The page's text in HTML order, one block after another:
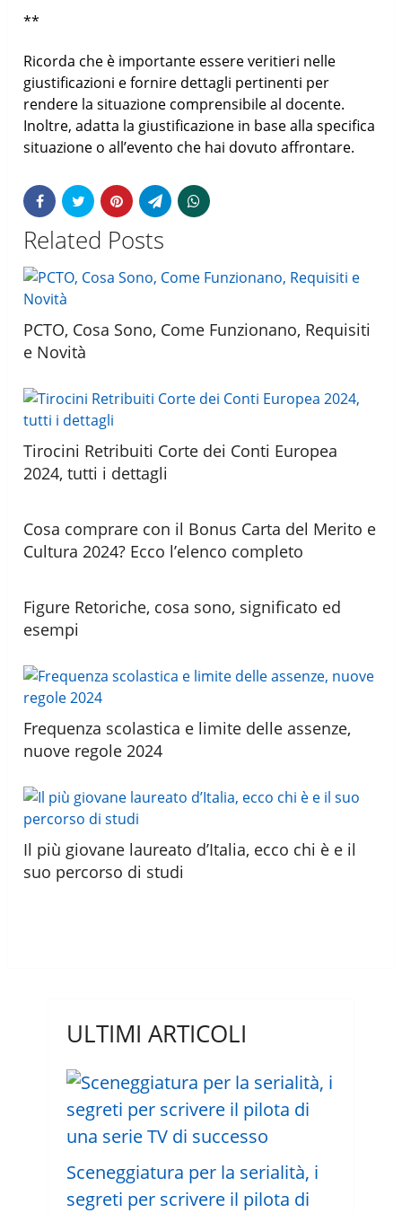
**
Ricorda che è importante essere veritieri nelle
giustificazioni e fornire dettagli pertinenti per
rendere la situazione comprensibile al docente.
Inoltre, adatta la giustificazione in base alla specifica
situazione o all’evento che hai dovuto affrontare.
Related Posts
PCTO, Cosa Sono, Come Funzionano, Requisiti
e Novità
Tirocini Retribuiti Corte dei Conti Europea
2024, tutti i dettagli
Cosa comprare con il Bonus Carta del Merito e
Cultura 2024? Ecco l’elenco completo
Figure Retoriche, cosa sono, significato ed
esempi
Frequenza scolastica e limite delle assenze,
nuove regole 2024
Il più giovane laureato d’Italia, ecco chi è e il
suo percorso di studi
ULTIMI ARTICOLI
Sceneggiatura per la serialità, i
segreti per scrivere il pilota di